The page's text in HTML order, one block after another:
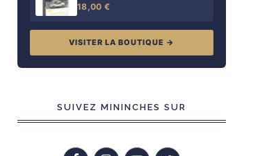
18,00 €
VISITER LA BOUTIQUE →
SUIVEZ MININCHES SUR